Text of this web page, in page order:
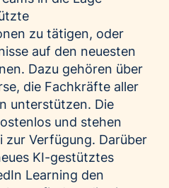
zu tätigen, oder
auf den neuesten
Dazu gehören über
, die Fachkräfte aller
unterstützen. Die
und stehen
zur Verfügung. Darüber
KI-gestütztes
Learning den